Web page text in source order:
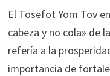
El Tosefot Yom Tov
cabeza y no cola» de
refería a la
importancia de